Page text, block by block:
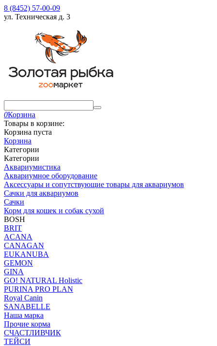
8 (8452) 57-00-09
ул. Техническая д. 3
0Корзина
Товары в корзине:
Корзина пуста
Корзина
Категории
Категории
Аквариумистика
Аквариумное оборудование
Аксессуары и сопутствующие товары для аквариумов
Сачки для аквариумов
Сачки
Корм для кошек и собак сухой
BOSH
BRIT
ACANA
CANAGAN
EUKANUBA
GEMON
GINA
GO! NATURAL Holistic
PURINA PRO PLAN
Royal Canin
SANABELLE
Наша марка
Прочие корма
СЧАСТЛИВЧИК
ТЕЙСИ